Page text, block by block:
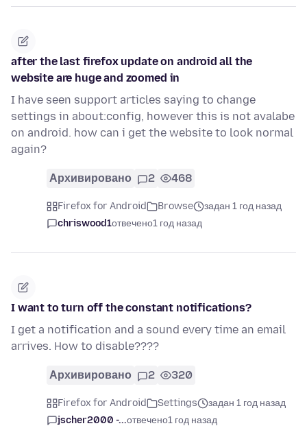
after the last firefox update on android all the
website are huge and zoomed in
I have seen support articles saying to change
settings in about:config, however this is not avalabe
on android. how can i get the website to look normal
again?
Архивировано 2 468
Firefox for Android Browse
задан 1 год назад
chriswood1отвечено1 год назад
I want to turn off the constant notifications?
I get a notification and a sound every time an email
arrives. How to disable????
Архивировано 2 320
Firefox for Android Settings
задан 1 год назад
jscher2000 -...отвечено1 год назад